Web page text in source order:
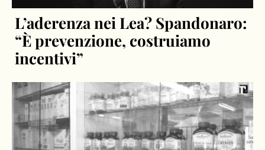
L’aderenza nei Lea? Spandonaro:
“È prevenzione, costruiamo
incentivi”